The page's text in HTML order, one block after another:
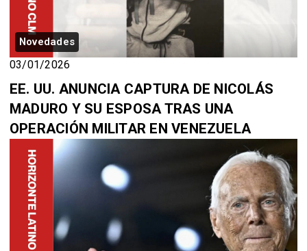
Novedades
03/01/2026
EE. UU. ANUNCIA CAPTURA DE NICOLÁS
MADURO Y SU ESPOSA TRAS UNA
OPERACIÓN MILITAR EN VENEZUELA